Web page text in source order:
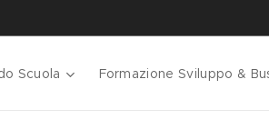
Scuola Formazione Sviluppo &